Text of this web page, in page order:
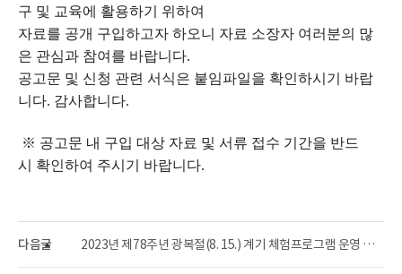
구 및 교육에 활용하기 위하여
자료를 공개 구입하고자 하오니 자료 소장자 여러분의 많
은 관심과 참여를 바랍니다.
공고문 및 신청 관련 서식은 붙임파일을 확인하시기 바랍
니다. 감사합니다.
※ 공고문 내 구입 대상 자료 및 서류 접수 기간을 반드
시 확인하여 주시기 바랍니다.
다음글 2023년 제78주년 광복절(8. 15.) 계기 체험프로그램 운영 안내